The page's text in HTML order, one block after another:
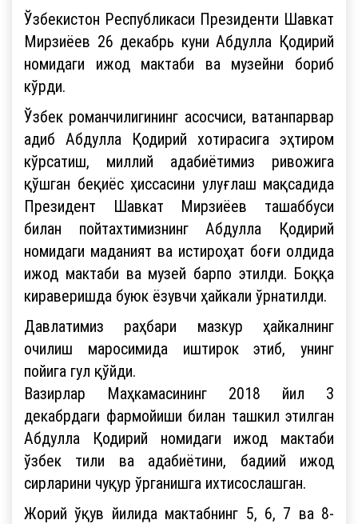
Ўзбекистон Республикаси Президенти Шавкат
Мирзиёев 26 декабрь куни Абдулла Қодирий
номидаги ижод мактаби ва музейни бориб
кўрди.
Ўзбек романчилигининг асосчиси, ватанпарвар
адиб Абдулла Қодирий хотирасига эҳтиром
кўрсатиш, миллий адабиётимиз ривожига
қўшган беқиёс ҳиссасини улуғлаш мақсадида
Президент Шавкат Мирзиёев ташаббуси
билан пойтахтимизнинг Абдулла Қодирий
номидаги маданият ва истироҳат боғи олдида
ижод мактаби ва музей барпо этилди. Боққа
кираверишда буюк ёзувчи ҳайкали ўрнатилди.
Давлатимиз раҳбари мазкур ҳайкалнинг
очилиш маросимида иштирок этиб, унинг
пойига гул қўйди.
Вазирлар Маҳкамасининг 2018 йил 3
декабрдаги фармойиши билан ташкил этилган
Абдулла Қодирий номидаги ижод мактаби
ўзбек тили ва адабиётини, бадиий ижод
сирларини чуқур ўрганишга ихтисослашган.
Жорий ўқув йилида мактабнинг 5, 6, 7 ва 8-